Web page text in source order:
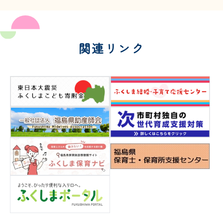
関連リンク